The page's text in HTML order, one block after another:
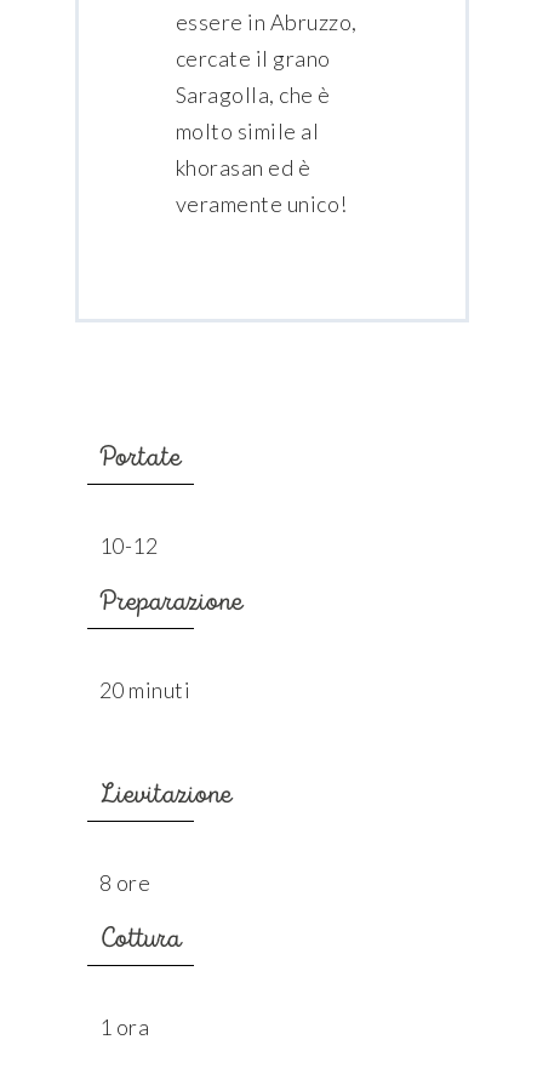
essere in Abruzzo,
cercate il grano
Saragolla, che è
molto simile al
khorasan ed è
veramente unico!
Portate
10-12
Preparazione
20 minuti
Lievitazione
8 ore
Cottura
1 ora